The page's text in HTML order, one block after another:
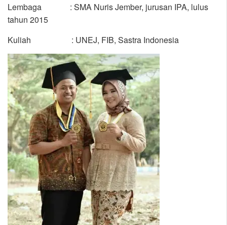
Lembaga : SMA Nuris Jember, jurusan IPA, lulus
tahun 2015
Kuliah : UNEJ, FIB, Sastra Indonesia